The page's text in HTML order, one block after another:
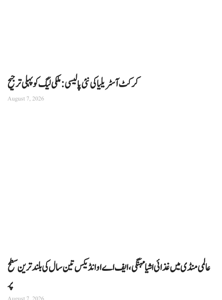
کرکٹ آسٹریلیا کی نئی پالیسی: ملکی لیگ کو پہلی ترجیح
August 7, 2026
عالمی منڈی میں غذائی اشیا مہنگی، ایف اے او انڈیکس تین سال کی بلند ترین سطح
پر